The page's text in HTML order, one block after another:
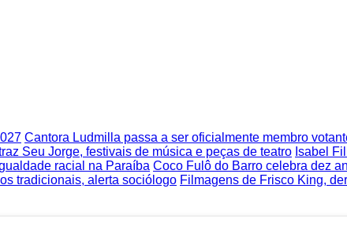
Cantora Ludmilla passa a ser oficialmente membro
Seu Jorge, festivais de música e peças de teatro Isabel
racial na Paraíba Coco Fulô do Barro celebra dez
tradicionais, alerta sociólogo Filmagens de Frisco King,